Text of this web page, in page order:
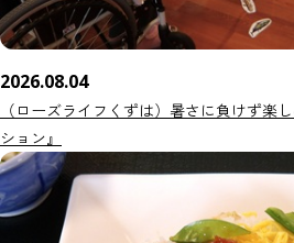
2026.08.04
（ローズライフくずは）暑さに負けず楽
ション』